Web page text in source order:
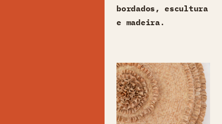
bordados, escultura
e madeira.